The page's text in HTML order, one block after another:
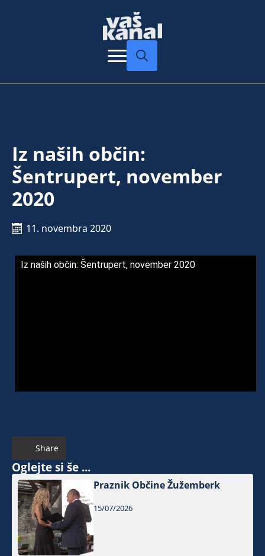
Iz naših občin:
Šentrupert, november
2020
11. novembra 2020
Iz naših občin: Šentrupert, november 2020
Share
Oglejte si še ...
Praznik Občine Žužemberk
15/07/2026